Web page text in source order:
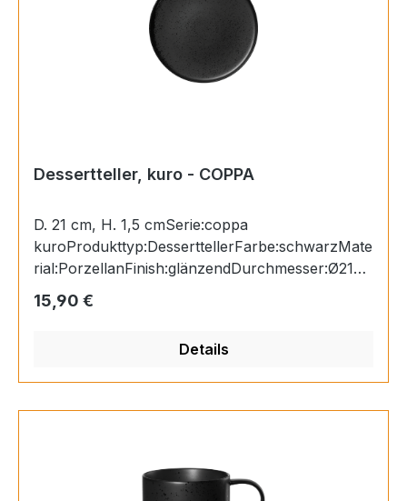
Dessertteller, kuro - COPPA
D. 21 cm, H. 1,5 cmSerie:coppa
kuroProdukttyp:DesserttellerFarbe:schwarzMate
rial:PorzellanFinish:glänzendDurchmesser:Ø21H
eignet:Ofengeeignet:Gefriergeeignet:
Regulärer Preis:
15,90 €
Details